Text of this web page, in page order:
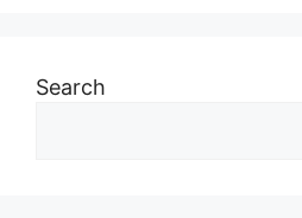
Search